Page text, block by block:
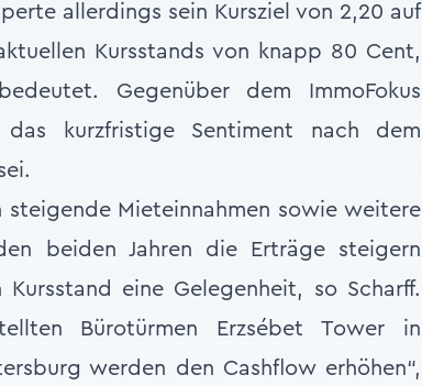
allerdings sein Kursziel von 2,20 auf
Kursstands von knapp 80 Cent,
Gegenüber dem ImmoFokus
kurzfristige Sentiment nach dem
Mieteinnahmen sowie weitere
beiden Jahren die Erträge steigern
eine Gelegenheit, so Scharff.
Bürotürmen Erzsébet Tower in
werden den Cashflow erhöhen“,